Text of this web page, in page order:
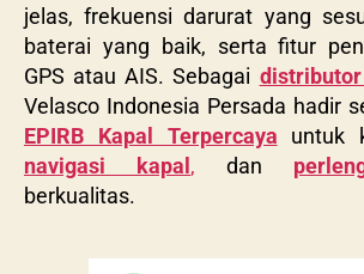
jelas, frekuensi darurat yang
baterai yang baik, serta fitur
GPS atau AIS. Sebagai
Velasco Indonesia Persada hadir
EPIRB Kapal Terpercaya untuk
navigasi kapal , dan
berkualitas.